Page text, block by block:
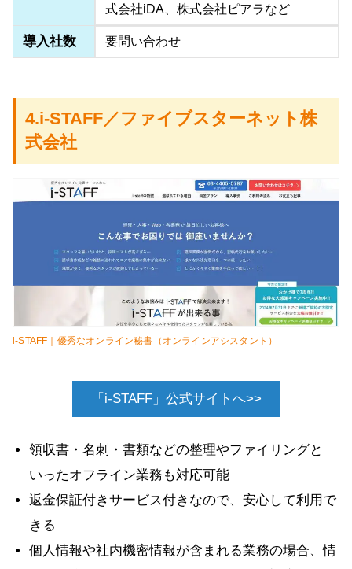
式会社iDA、株式会社ピアラなど
導入社数 要問い合わせ
4.i-STAFF／ファイブスターネット株
式会社
i-STAFF｜優秀なオンライン秘書（オンラインアシスタント）
「i-STAFF」公式サイトへ>>
領収書・名刺・書類などの整理やファイリングと
いったオフライン業務も対応可能
返金保証付きサービス付きなので、安心して利用で
きる
個人情報や社内機密情報が含まれる業務の場合、情